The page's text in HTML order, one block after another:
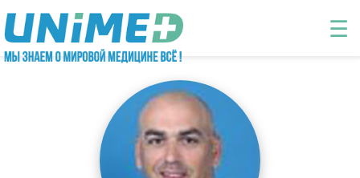
Перейти к основному содержанию
☰